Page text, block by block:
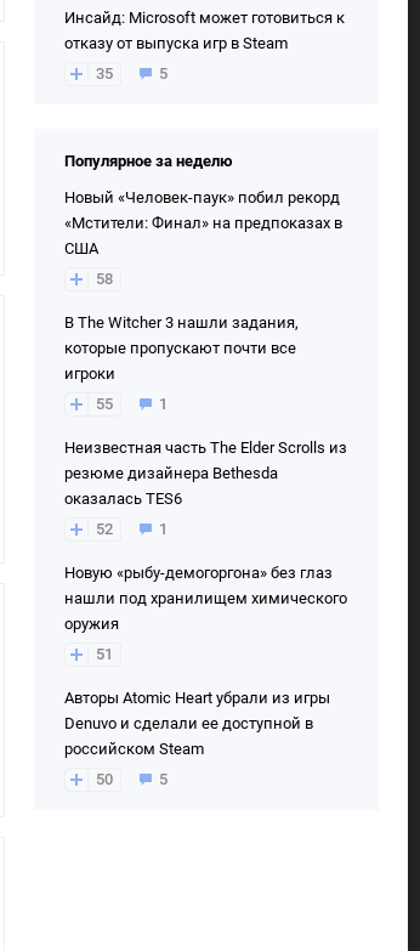
Инсайд: Microsoft может готовиться к
отказу от выпуска игр в Steam
35
5
Популярное за неделю
Новый «Человек-паук» побил рекорд
«Мстители: Финал» на предпоказах в
США
58
В The Witcher 3 нашли задания,
которые пропускают почти все
игроки
55
1
Неизвестная часть The Elder Scrolls из
резюме дизайнера Bethesda
оказалась TES6
52
1
Новую «рыбу-демогоргона» без глаз
нашли под хранилищем химического
оружия
51
Авторы Atomic Heart убрали из игры
Denuvo и сделали ее доступной в
российском Steam
50
5